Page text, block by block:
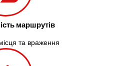
маршрутів
та враження